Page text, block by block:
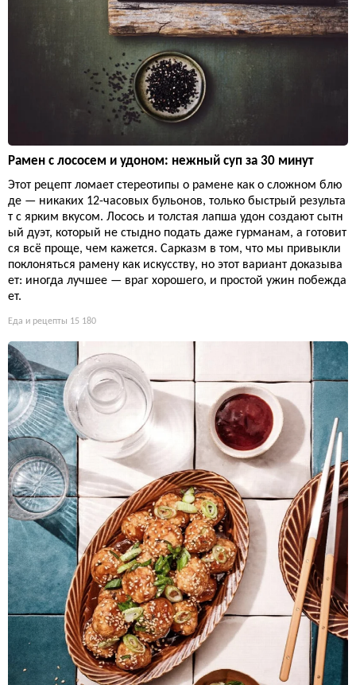
Рамен с лососем и удоном: нежный суп за 30 минут
Этот рецепт ломает стереотипы о рамене как о сложном блю
де — никаких 12-часовых бульонов, только быстрый результа
т с ярким вкусом. Лосось и толстая лапша удон создают сытн
ый дуэт, который не стыдно подать даже гурманам, а готовит
ся всё проще, чем кажется. Сарказм в том, что мы привыкли
поклоняться рамену как искусству, но этот вариант доказыва
ет: иногда лучшее — враг хорошего, и простой ужин побежда
ет.
Еда и рецепты 15 180